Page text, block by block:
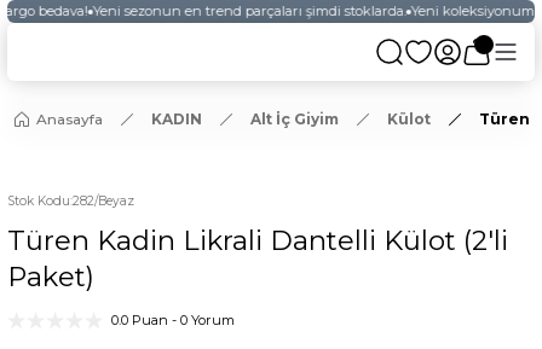
bedava! Yeni sezonun en trend parçaları şimdi stoklarda. Yeni
Anasayfa KADIN Alt İç Giyim Külot Türen
Stok Kodu:282/Beyaz
Türen Kadin Likrali Dantelli Külot (2'li
Paket)
0.0 Puan - 0 Yorum